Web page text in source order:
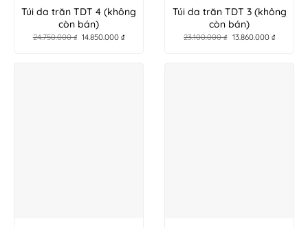
Túi da trăn TDT 4 (không
còn bán)
24.750.000₫ 14.850.000₫
Túi da trăn TDT 3 (không
còn bán)
23.100.000₫ 13.860.000 ₫